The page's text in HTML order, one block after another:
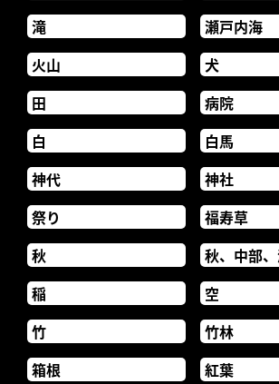
滝
瀬戸内海
火山
犬
田
病院
白
白馬
神代
神社
祭り
福寿草
秋
秋、中部
稲
空
竹
竹林
箱根
紅葉